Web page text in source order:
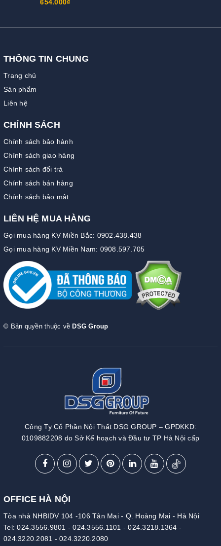
654.000₫
THÔNG TIN CHUNG
Trang chủ
Sản phẩm
Liên hệ
CHÍNH SÁCH
Chính sách bảo hành
Chính sách giao hàng
Chính sách đổi trả
Chính sách bán hàng
Chính sách bảo mật
LIÊN HỆ MUA HÀNG
Gọi mua hàng KV Miền Bắc: 0902.438.438
Gọi mua hàng KV Miền Nam: 0908.597.705
© Bản quyền thuộc về DSG Group
Công Ty Cổ Phần Nội Thất DSG GROUP – GPDKKD:
0109882208 do Sở Kế hoạch và Đầu tư TP Hà Nội cấp
OFFICE HÀ NỘI
Tòa nhà NHBIDV 104 -106 Tân Mai - Q. Hoàng Mai - Hà Nội
Tel:024.3556.9801 -024.3556.1101 -024.3218.1364 -
024.3220.2081 - 024.3220.2080